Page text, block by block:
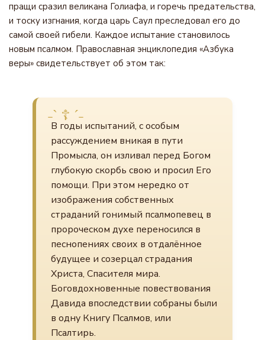
пращи сразил великана Голиафа, и горечь предательства,
и тоску изгнания, когда царь Саул преследовал его до
самой своей гибели. Каждое испытание становилось
новым псалмом. Православная энциклопедия «Азбука
веры» свидетельствует об этом так:
В годы испытаний, с особым
рассуждением вникая в пути
Промысла, он изливал перед Богом
глубокую скорбь свою и просил Его
помощи. При этом нередко от
изображения собственных
страданий гонимый псалмопевец в
пророческом духе переносился в
песнопениях своих в отдалённое
будущее и созерцал страдания
Христа, Спасителя мира.
Боговдохновенные повествования
Давида впоследствии собраны были
в одну Книгу Псалмов, или
Псалтирь.